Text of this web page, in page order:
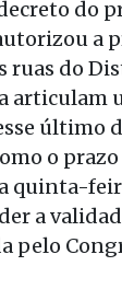
do
a
ruas do
articulam
último
o
quinta-
a
pelo